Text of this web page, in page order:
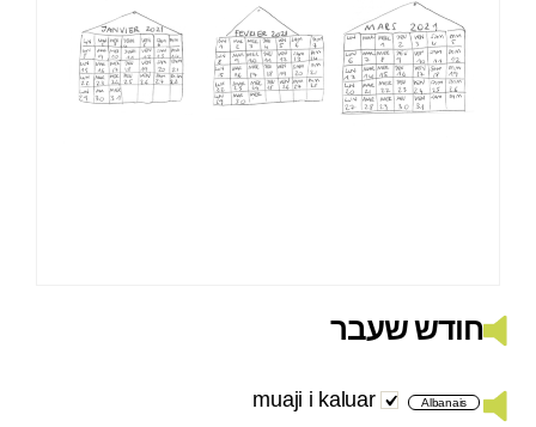
חודש שעבר
Albanais
muaji i kaluar